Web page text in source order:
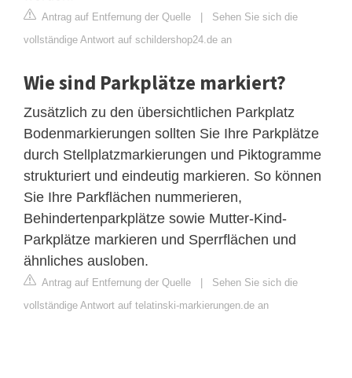
Antrag auf Entfernung der Quelle
Sehen Sie sich die
vollständige Antwort auf schildershop24.de an
Wie sind Parkplätze markiert?
Zusätzlich zu den übersichtlichen Parkplatz
Bodenmarkierungen sollten Sie Ihre Parkplätze
durch Stellplatzmarkierungen und Piktogramme
strukturiert und eindeutig markieren. So können
Sie Ihre Parkflächen nummerieren,
Behindertenparkplätze sowie Mutter-Kind-
Parkplätze markieren und Sperrflächen und
ähnliches ausloben.
Antrag auf Entfernung der Quelle
Sehen Sie sich die
vollständige Antwort auf telatinski-markierungen.de an